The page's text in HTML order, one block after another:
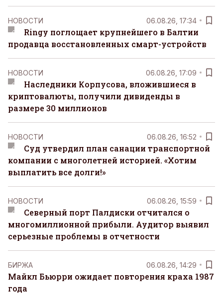
НОВОСТИ 06.08.26, 17:34
Ringy поглощает крупнейшего в Балтии
продавца восстановленных смарт-устройств
НОВОСТИ 06.08.26, 17:09
Наследники Корпусова, вложившиеся в
криптовалюты, получили дивиденды в
размере 30 миллионов
НОВОСТИ 06.08.26, 16:52
Суд утвердил план санации транспортной
компании с многолетней историей. «Хотим
выплатить все долги!»
НОВОСТИ 06.08.26, 15:59
Северный порт Палдиски отчитался о
многомиллионной прибыли. Аудитор выявил
серьезные проблемы в отчетности
БИРЖА 06.08.26, 14:29
Майкл Бьюрри ожидает повторения краха 1987
года